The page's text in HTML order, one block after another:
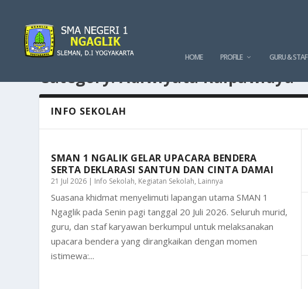
HOME PROFILE GURU & STAF
Category:Adiwiyata Kalpawidya
INFO SEKOLAH
SMAN 1 NGALIK GELAR UPACARA BENDERA
SERTA DEKLARASI SANTUN DAN CINTA DAMAI
21 Jul 2026 | Info Sekolah, Kegiatan Sekolah, Lainnya
Suasana khidmat menyelimuti lapangan utama SMAN 1
Ngaglik pada Senin pagi tanggal 20 Juli 2026. Seluruh murid,
guru, dan staf karyawan berkumpul untuk melaksanakan
upacara bendera yang dirangkaikan dengan momen
istimewa:...